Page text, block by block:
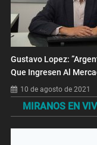
Gustavo Lopez:
Que Ingresen Al
10 de agosto de 2021
MIRANOS EN